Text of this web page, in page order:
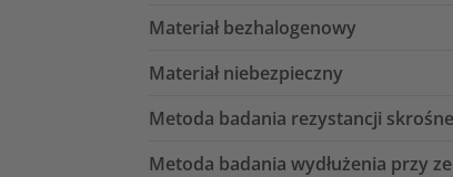
Materiał bezhalogenowy
Materiał niebezpieczny
Metoda badania rezystancji
Metoda badania wydłużenia przy